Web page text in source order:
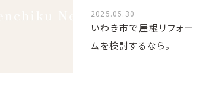
2025.05.30
いわき市で屋根リフォー
ムを検討するなら。